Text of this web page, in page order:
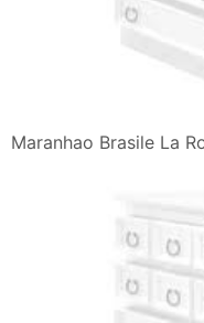
Maranhao Brasile La